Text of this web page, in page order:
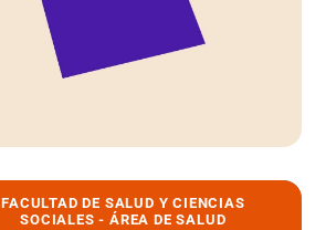
FACULTAD DE SALUD Y CIENCIAS
SOCIALES - ÁREA DE SALUD